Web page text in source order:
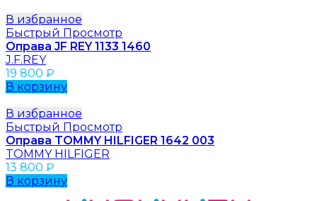
В избранное
Быстрый Просмотр
Оправа JF REY 1133 1460
J.F.REY
19 800 ₽
В корзину
В избранное
Быстрый Просмотр
Оправа TOMMY HILFIGER 1642 003
TOMMY HILFIGER
13 800 ₽
В корзину